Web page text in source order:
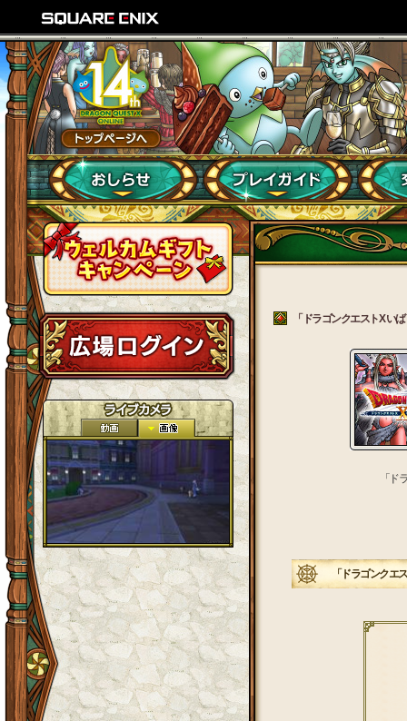
「ドラゴンクエストX い
「ド
「ドラゴンクエ